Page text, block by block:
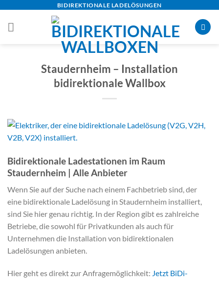
content
BIDIREKTIONALE LADELÖSUNGEN
Staudernheim – Installation
bidirektionale Wallbox
Bidirektionale Ladestationen im Raum
Staudernheim | Alle Anbieter
Wenn Sie auf der Suche nach einem Fachbetrieb sind, der
eine bidirektionale Ladelösung in Staudernheim installiert,
sind Sie hier genau richtig. In der Region gibt es zahlreiche
Betriebe, die sowohl für Privatkunden als auch für
Unternehmen die Installation von bidirektionalen
Ladelösungen anbieten.
Hier geht es direkt zur Anfragemöglichkeit: Jetzt BiDi-